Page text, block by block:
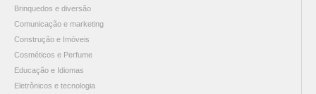
Brinquedos e diversão
Comunicação e marketing
Construção e Imóveis
Cosméticos e Perfume
Educação e Idiomas
Eletrônicos e tecnologia